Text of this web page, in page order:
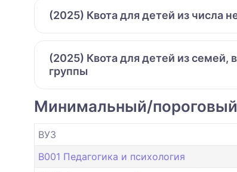
(2025) Квота для детей из числа
(2025) Квота для детей из семей,
группы
Минимальный/
ВУЗ
B001 Педагогика и психология